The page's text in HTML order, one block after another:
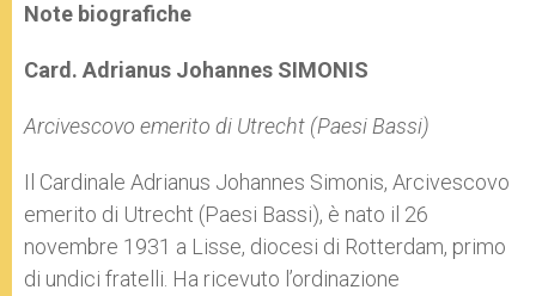
Note biografiche
Card. Adrianus Johannes SIMONIS
Arcivescovo emerito di Utrecht (Paesi Bassi)
Il Cardinale Adrianus Johannes Simonis, Arcivescovo
emerito di Utrecht (Paesi Bassi), è nato il 26
novembre 1931 a Lisse, diocesi di Rotterdam, primo
di undici fratelli. Ha ricevuto l’ordinazione